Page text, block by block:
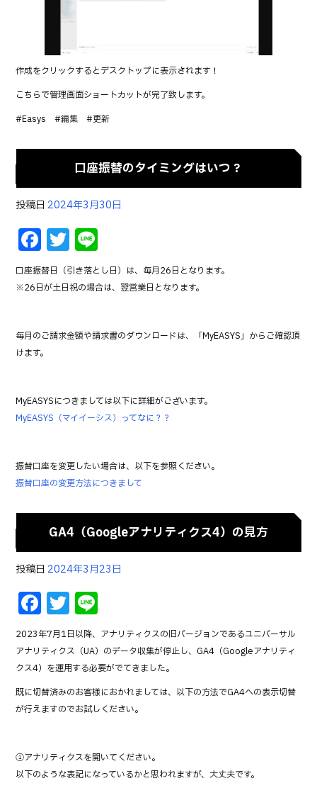
作成をクリックするとデスクトップに表示されます！
こちらで管理画面ショートカットが完了致します。
#Easys #編集 #更新
口座振替のタイミングはいつ？
投稿日 2024年3月30日
F
a
c
b
o
k
T
w
it
r
n
e
口座振替日（引き落とし日）は、毎月26日となります。
※26日が土日祝の場合は、翌営業日となります。
毎月のご請求金額や請求書のダウンロードは、「MyEASYS」からご確認頂
けます。
MyEASYSにつきましては以下に詳細がございます。
MyEASYS（マイイーシス）ってなに？？
振替口座を変更したい場合は、以下を参照ください。
振替口座の変更方法につきまして
GA4（Googleアナリティクス4）の見方
投稿日 2024年3月23日
F
a
c
e
b
o
k
T
w
it
te
r
n
e
2023年7月1日以降、アナリティクスの旧バージョンであるユニバーサル
アナリティクス（UA）のデータ収集が停止し、GA4（Googleアナリティ
クス4）を運用する必要がでてきました。
既に切替済みのお客様におかれましては、以下の方法でGA4への表示切替
が行えますのでお試しください。
①アナリティクスを開いてください。
以下のような表記になっているかと思われますが、大丈夫です。